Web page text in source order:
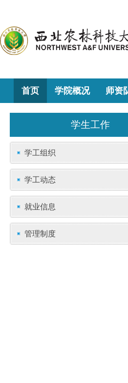
首页 学院概况 师资
学生工作
学工组织
学工动态
就业信息
管理制度